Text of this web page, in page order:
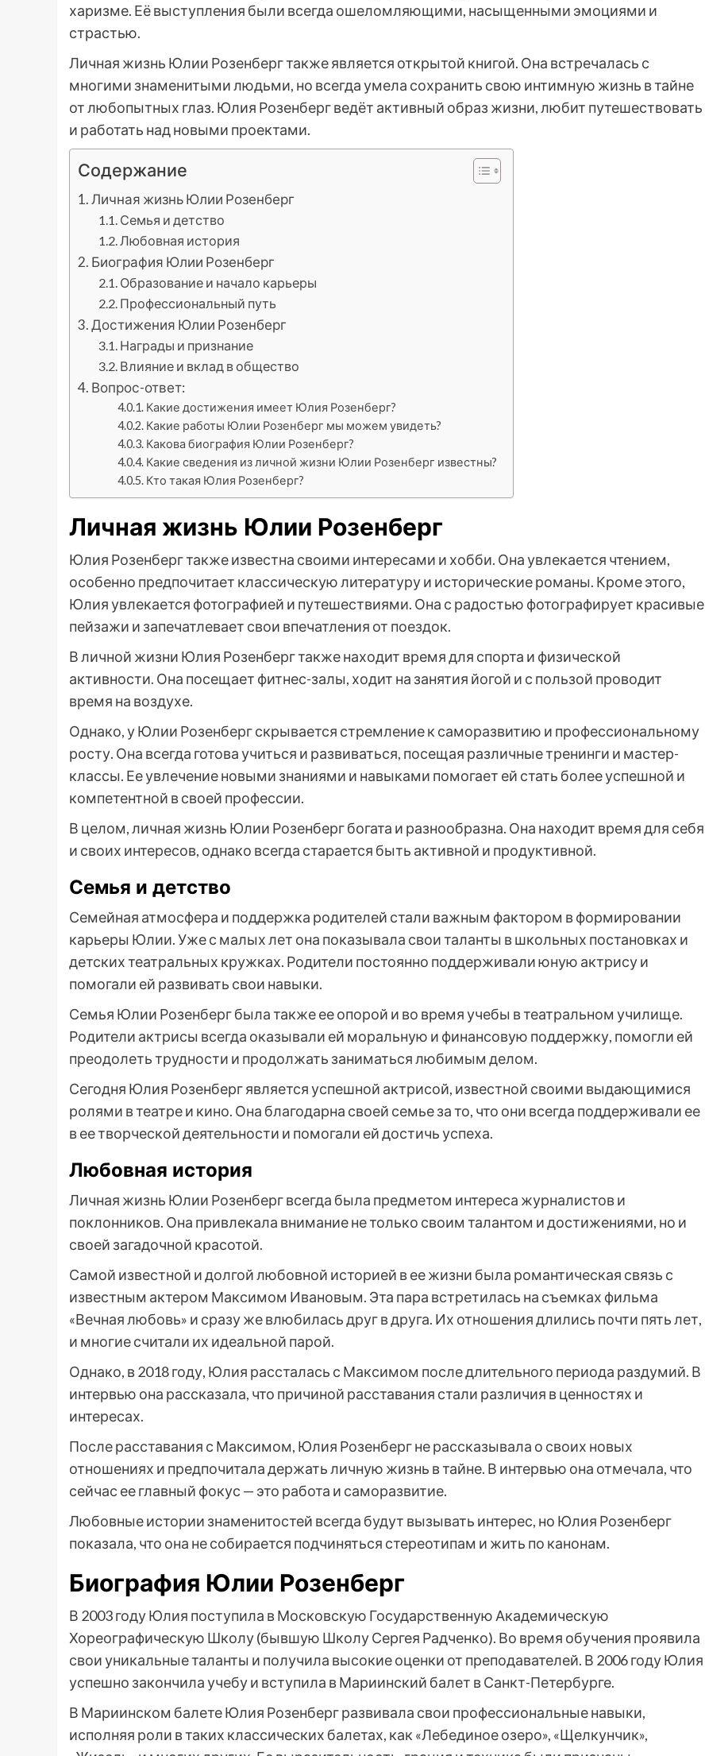
харизме. Её выступления были всегда ошеломляющими, насыщенными эмоциями и
страстью.
Личная жизнь Юлии Розенберг также является открытой книгой. Она встречалась с
многими знаменитыми людьми, но всегда умела сохранить свою интимную жизнь в тайне
от любопытных глаз. Юлия Розенберг ведёт активный образ жизни, любит путешествовать
и работать над новыми проектами.
Содержание
Личная жизнь Юлии Розенберг
Семья и детство
Любовная история
Биография Юлии Розенберг
Образование и начало карьеры
Профессиональный путь
Достижения Юлии Розенберг
Награды и признание
Влияние и вклад в общество
Вопрос-ответ:
Какие достижения имеет Юлия Розенберг?
Какие работы Юлии Розенберг мы можем увидеть?
Какова биография Юлии Розенберг?
Какие сведения из личной жизни Юлии Розенберг известны?
Кто такая Юлия Розенберг?
Личная жизнь Юлии Розенберг
Юлия Розенберг также известна своими интересами и хобби. Она увлекается чтением,
особенно предпочитает классическую литературу и исторические романы. Кроме этого,
Юлия увлекается фотографией и путешествиями. Она с радостью фотографирует красивые
пейзажи и запечатлевает свои впечатления от поездок.
В личной жизни Юлия Розенберг также находит время для спорта и физической
активности. Она посещает фитнес-залы, ходит на занятия йогой и с пользой проводит
время на воздухе.
Однако, у Юлии Розенберг скрывается стремление к саморазвитию и профессиональному
росту. Она всегда готова учиться и развиваться, посещая различные тренинги и мастер-
классы. Ее увлечение новыми знаниями и навыками помогает ей стать более успешной и
компетентной в своей профессии.
В целом, личная жизнь Юлии Розенберг богата и разнообразна. Она находит время для себя
и своих интересов, однако всегда старается быть активной и продуктивной.
Семья и детство
Семейная атмосфера и поддержка родителей стали важным фактором в формировании
карьеры Юлии. Уже с малых лет она показывала свои таланты в школьных постановках и
детских театральных кружках. Родители постоянно поддерживали юную актрису и
помогали ей развивать свои навыки.
Семья Юлии Розенберг была также ее опорой и во время учебы в театральном училище.
Родители актрисы всегда оказывали ей моральную и финансовую поддержку, помогли ей
преодолеть трудности и продолжать заниматься любимым делом.
Сегодня Юлия Розенберг является успешной актрисой, известной своими выдающимися
ролями в театре и кино. Она благодарна своей семье за то, что они всегда поддерживали ее
в ее творческой деятельности и помогали ей достичь успеха.
Любовная история
Личная жизнь Юлии Розенберг всегда была предметом интереса журналистов и
поклонников. Она привлекала внимание не только своим талантом и достижениями, но и
своей загадочной красотой.
Самой известной и долгой любовной историей в ее жизни была романтическая связь с
известным актером Максимом Ивановым. Эта пара встретилась на съемках фильма
«Вечная любовь» и сразу же влюбилась друг в друга. Их отношения длились почти пять лет,
и многие считали их идеальной парой.
Однако, в 2018 году, Юлия рассталась с Максимом после длительного периода раздумий. В
интервью она рассказала, что причиной расставания стали различия в ценностях и
интересах.
После расставания с Максимом, Юлия Розенберг не рассказывала о своих новых
отношениях и предпочитала держать личную жизнь в тайне. В интервью она отмечала, что
сейчас ее главный фокус — это работа и саморазвитие.
Любовные истории знаменитостей всегда будут вызывать интерес, но Юлия Розенберг
показала, что она не собирается подчиняться стереотипам и жить по канонам.
Биография Юлии Розенберг
В 2003 году Юлия поступила в Московскую Государственную Академическую
Хореографическую Школу (бывшую Школу Сергея Радченко). Во время обучения проявила
свои уникальные таланты и получила высокие оценки от преподавателей. В 2006 году Юлия
успешно закончила учебу и вступила в Мариинский балет в Санкт-Петербурге.
В Мариинском балете Юлия Розенберг развивала свои профессиональные навыки,
исполняя роли в таких классических балетах, как «Лебединое озеро», «Щелкунчик»,